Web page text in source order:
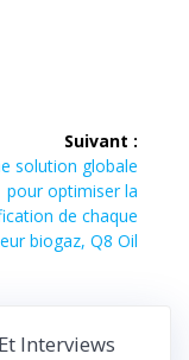
Suivant :
:
solution globale
pour optimiser la
de chaque
biogaz, Q8 Oil
Interviews